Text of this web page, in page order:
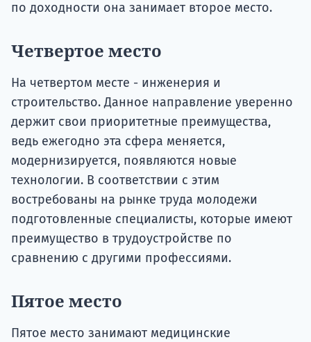
по доходности она занимает второе место.
Четвертое место
На четвертом месте - инженерия и
строительство. Данное направление уверенно
держит свои приоритетные преимущества,
ведь ежегодно эта сфера меняется,
модернизируется, появляются новые
технологии. В соответствии с этим
востребованы на рынке труда молодежи
подготовленные специалисты, которые имеют
преимущество в трудоустройстве по
сравнению с другими профессиями.
Пятое место
Пятое место занимают медицинские